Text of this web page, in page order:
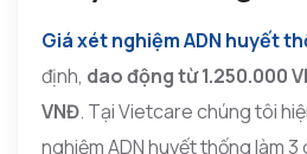
Giá xét nghiệm ADN huyết
định, dao động từ 1.250.000
VNĐ. Tại Vietcare chúng tôi
nghiệm ADN huyết thống làm